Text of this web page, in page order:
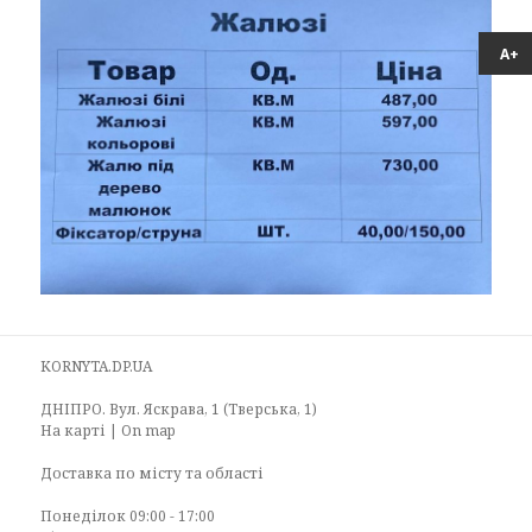
А+
KORNYTA.DP.UA
ДНІПРО. Вул. Яскрава, 1 (Тверська, 1)
На карті | On map
Доставка по місту та області
Понеділок 09:00 - 17:00